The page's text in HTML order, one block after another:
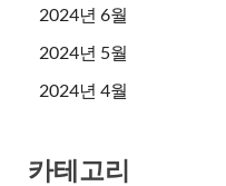
2024년 6월
2024년 5월
2024년 4월
카테고리